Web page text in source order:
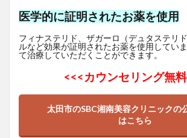
医学的に証明されたお薬を使用
フィナステリド、ザガーロ（デュタステリ
ルなど効果が証明されたお薬を使用してい
て治療していただくことができます。
<<<カウンセリング無
太田市のSBC湘南美容クリニックの
はこちら